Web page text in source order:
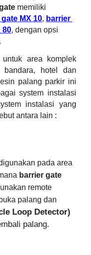
memiliki
MX 10, barrier
80, dengan opsi
area komplek
bandara, hotel dan
palang parkir ini
system instalasi
instalasi yang
antara lain :
pada area
barrier gate
remote
palang dan
Loop Detector)
palang.